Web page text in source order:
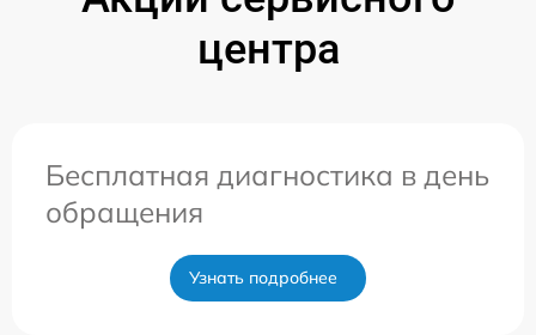
центра
Бесплатная диагностика в день
обращения
Узнать подробнее